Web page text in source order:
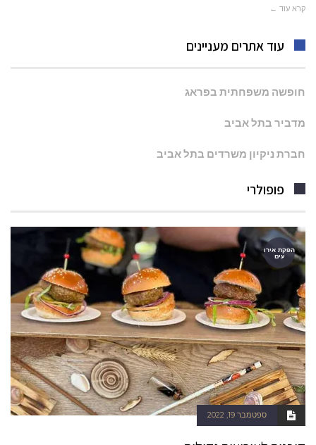
קרא עוד ←
עוד אתרים מעניינים
חופשה משפחתית בפראג
מדביר בתל אביב
חברת ניקיון משרדים בתל אביב
פופולרי
הפקת אירו
עים
ספטמבר 19, 2022